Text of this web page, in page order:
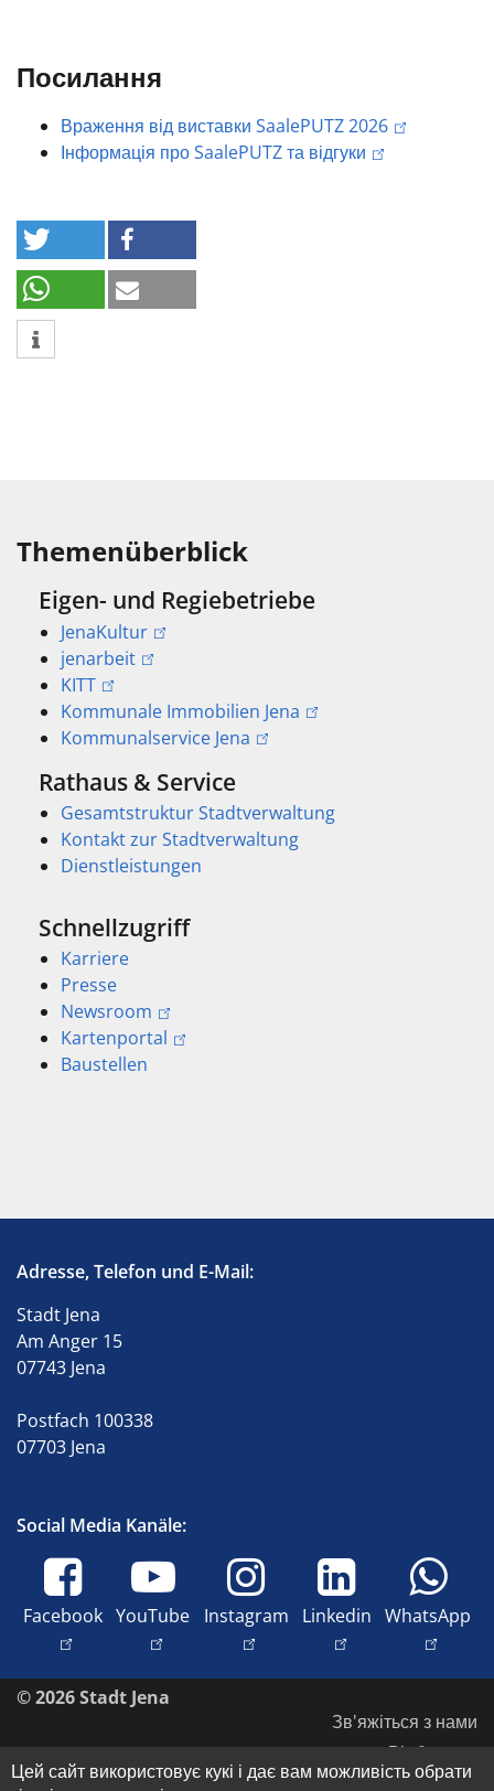
Посилання
Враження від виставки SaalePUTZ 2026
Інформація про SaalePUTZ та відгуки
Themenüberblick
Eigen- und Regiebetriebe
JenaKultur
jenarbeit
KITT
Kommunale Immobilien Jena
Kommunalservice Jena
Rathaus & Service
Gesamtstruktur Stadtverwaltung
Kontakt zur Stadtverwaltung
Dienstleistungen
Schnellzugriff
Karriere
Presse
Newsroom
Kartenportal
Baustellen
Adresse, Telefon und E-Mail:
Stadt Jena
Am Anger 15
07743 Jena
Postfach 100338
07703 Jena
Social Media Kanäle:
Facebook YouTube Instagram Linkedin WhatsApp
© 2026 Stadt Jena
Зв'яжіться з нами
Відбиток
Доступність
Цей сайт використовує кукі і дає вам можливість обрати